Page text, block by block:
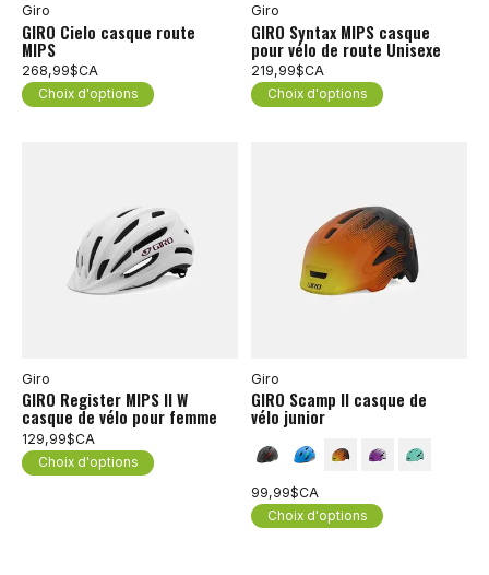
Giro
GIRO Cielo casque route
MIPS
268,99$CA
Choix d'options
Giro
GIRO Syntax MIPS casque
pour vélo de route Unisexe
219,99$CA
Choix d'options
Giro
GIRO Register MIPS II W
casque de vélo pour femme
129,99$CA
Choix d'options
Giro
GIRO Scamp II casque de
vélo junior
99,99$CA
Choix d'options